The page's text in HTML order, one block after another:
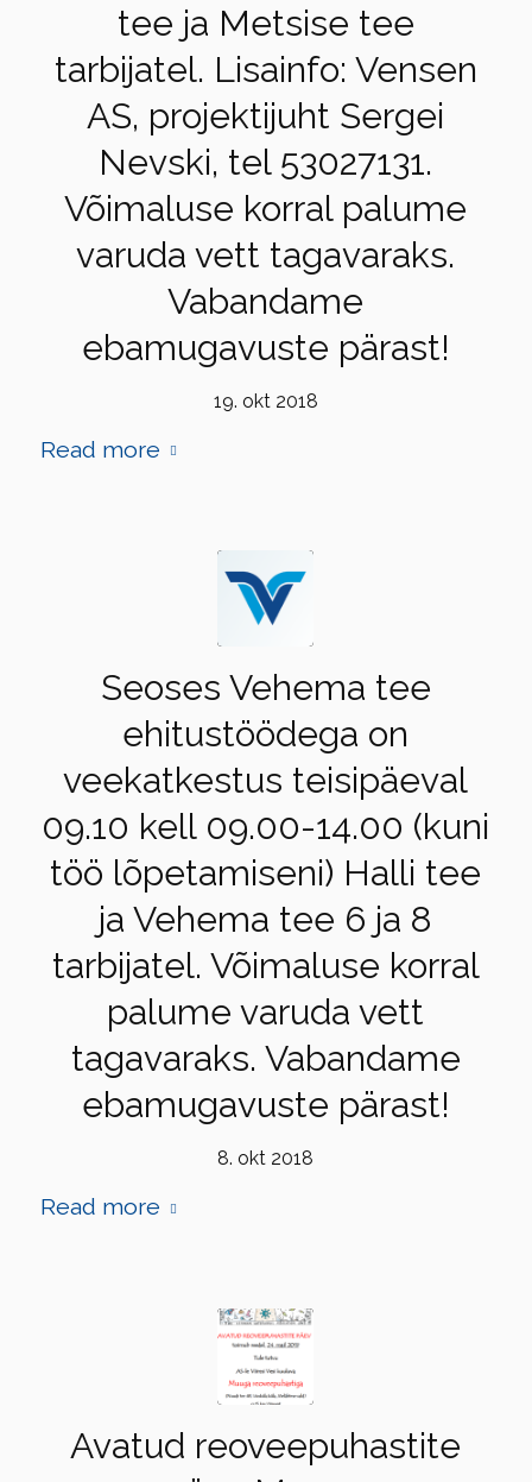
tee ja Metsise tee
tarbijatel. Lisainfo: Vensen
AS, projektijuht Sergei
Nevski, tel 53027131.
Võimaluse korral palume
varuda vett tagavaraks.
Vabandame
ebamugavuste pärast!
19. okt 2018
Read more
Seoses Vehema tee
ehitustöödega on
veekatkestus teisipäeval
09.10 kell 09.00-14.00 (kuni
töö lõpetamiseni) Halli tee
ja Vehema tee 6 ja 8
tarbijatel. Võimaluse korral
palume varuda vett
tagavaraks. Vabandame
ebamugavuste pärast!
8. okt 2018
Read more
Avatud reoveepuhastite